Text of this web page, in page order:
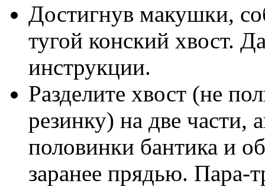
Достигнув макушки,
тугой конский хвост.
инструкции.
Разделите хвост (не
резинку) на две части,
половинки бантика и
заранее прядью. Пара-